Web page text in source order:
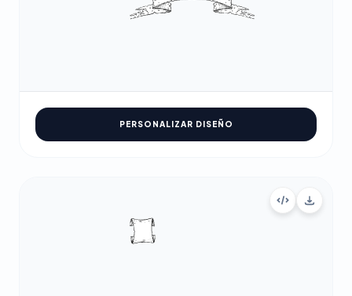
PERSONALIZAR DISEÑO